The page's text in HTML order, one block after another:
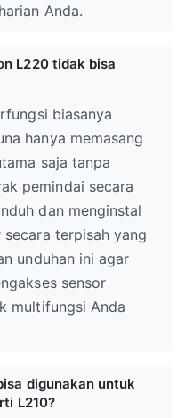
Anda.
L220 tidak bisa
biasanya
hanya memasang
saja tanpa
pemindai secara
dan menginstal
terpisah yang
unduhan ini agar
sensor
multifungsi Anda
digunakan untuk
L210?